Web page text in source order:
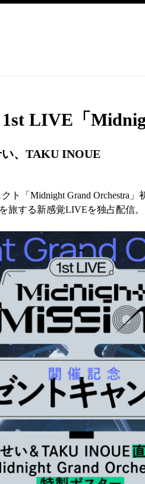
LIVE「
、TAKU INOUE
「Midnight Grand Orchestra
旅する新感覚LIVEを独占配信。